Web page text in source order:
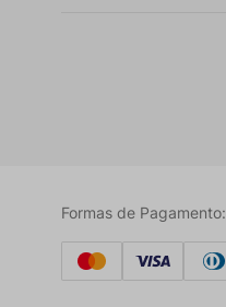
Formas de Pagamento: